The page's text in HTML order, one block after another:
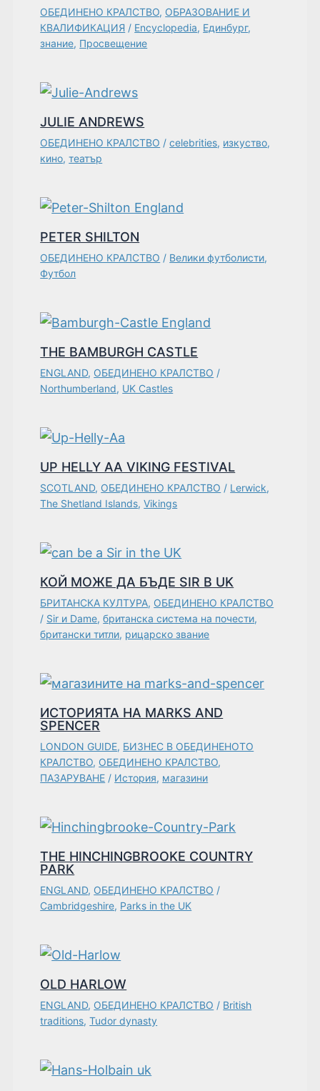
ОБЕДИНЕНО КРАЛСТВО, ОБРАЗОВАНИЕ И
КВАЛИФИКАЦИЯ / Encyclopedia, Единбург,
знание, Просвещение
JULIE ANDREWS
ОБЕДИНЕНО КРАЛСТВО /celebrities, изкуство,
кино,театър
PETER SHILTON
ОБЕДИНЕНО КРАЛСТВО / Велики футболисти,
Футбол
THE BAMBURGH CASTLE
ENGLAND, ОБЕДИНЕНО КРАЛСТВО /
Northumberland, UK Castles
UP HELLY AA VIKING FESTIVAL
SCOTLAND, ОБЕДИНЕНО КРАЛСТВО / Lerwick,
The Shetland Islands,Vikings
КОЙ МОЖЕ ДА БЪДЕ SIR В UK
БРИТАНСКА КУЛТУРА, ОБЕДИНЕНО КРАЛСТВО
/ Sir и Dame,британска система на почести,
британски титли, рицарско звание
ИСТОРИЯТА НА MARKS AND
SPENCER
LONDON GUIDE, БИЗНЕС В ОБЕДИНЕНОТО
КРАЛСТВО, ОБЕДИНЕНО КРАЛСТВО,
ПАЗАРУВАНЕ / История, магазини
THE HINCHINGBROOKE COUNTRY
PARK
ENGLAND, ОБЕДИНЕНО КРАЛСТВО /
Cambridgeshire, Parks in the UK
OLD HARLOW
ENGLAND, ОБЕДИНЕНО КРАЛСТВО / British
traditions,Tudor dynasty